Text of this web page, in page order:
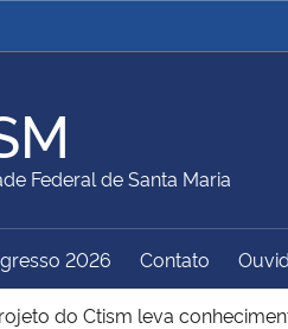
Ministério da Justiça e
Ministério da Educação
Ministério do Turismo
Federal de Santa Maria
do Sítio2026 Contato
do Ctism leva